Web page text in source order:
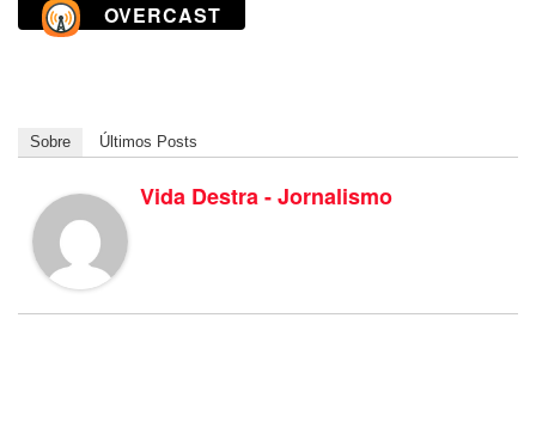
OVERCAST
Sobre Últimos Posts
Vida Destra - Jornalismo